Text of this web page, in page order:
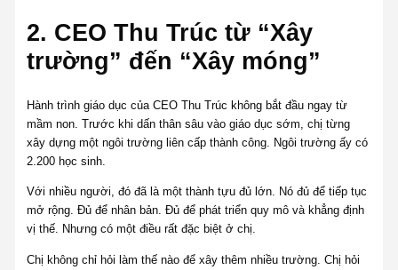
2. CEO Thu Trúc từ “Xây
trường” đến “Xây móng”
Hành trình giáo dục của CEO Thu Trúc không bắt đầu ngay từ
mầm non. Trước khi dấn thân sâu vào giáo dục sớm, chị từng
xây dựng một ngôi trường liên cấp thành công. Ngôi trường ấy có
2.200 học sinh.
Với nhiều người, đó đã là một thành tựu đủ lớn. Nó đủ để tiếp tục
mở rộng. Đủ để nhân bản. Đủ để phát triển quy mô và khẳng định
vị thế. Nhưng có một điều rất đặc biệt ở chị.
Chị không chỉ hỏi làm thế nào để xây thêm nhiều trường. Chị hỏi